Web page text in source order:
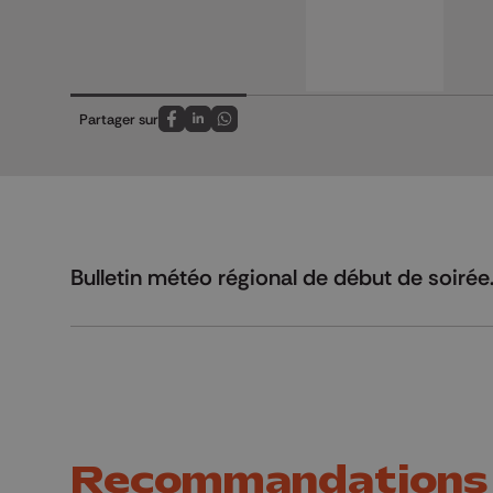
Partager sur
Partagez sur FaceBook
Partagez sur LinkedIn
Partagez sur Whatsapp
Bulletin météo régional de début de soirée.
Recommandations